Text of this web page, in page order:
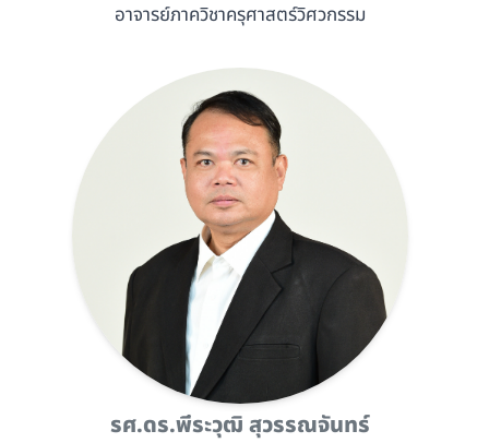
อาจารย์ภาควิชาครุศาสตร์วิศวกรรม
รศ.ดร.พีระวุฒิ สุวรรณจันทร์